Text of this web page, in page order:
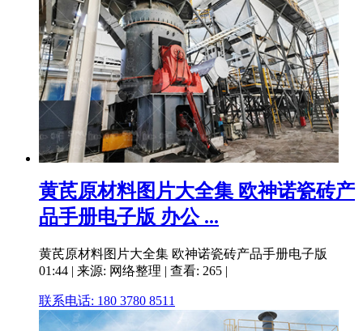
黄芪原材料图片大全集 欧神诺瓷砖产
品手册电子版 办公 ...
黄芪原材料图片大全集 欧神诺瓷砖产品手册电子版
01:44 | 来源: 网络整理 | 查看: 265 |
联系电话: 180 3780 8511